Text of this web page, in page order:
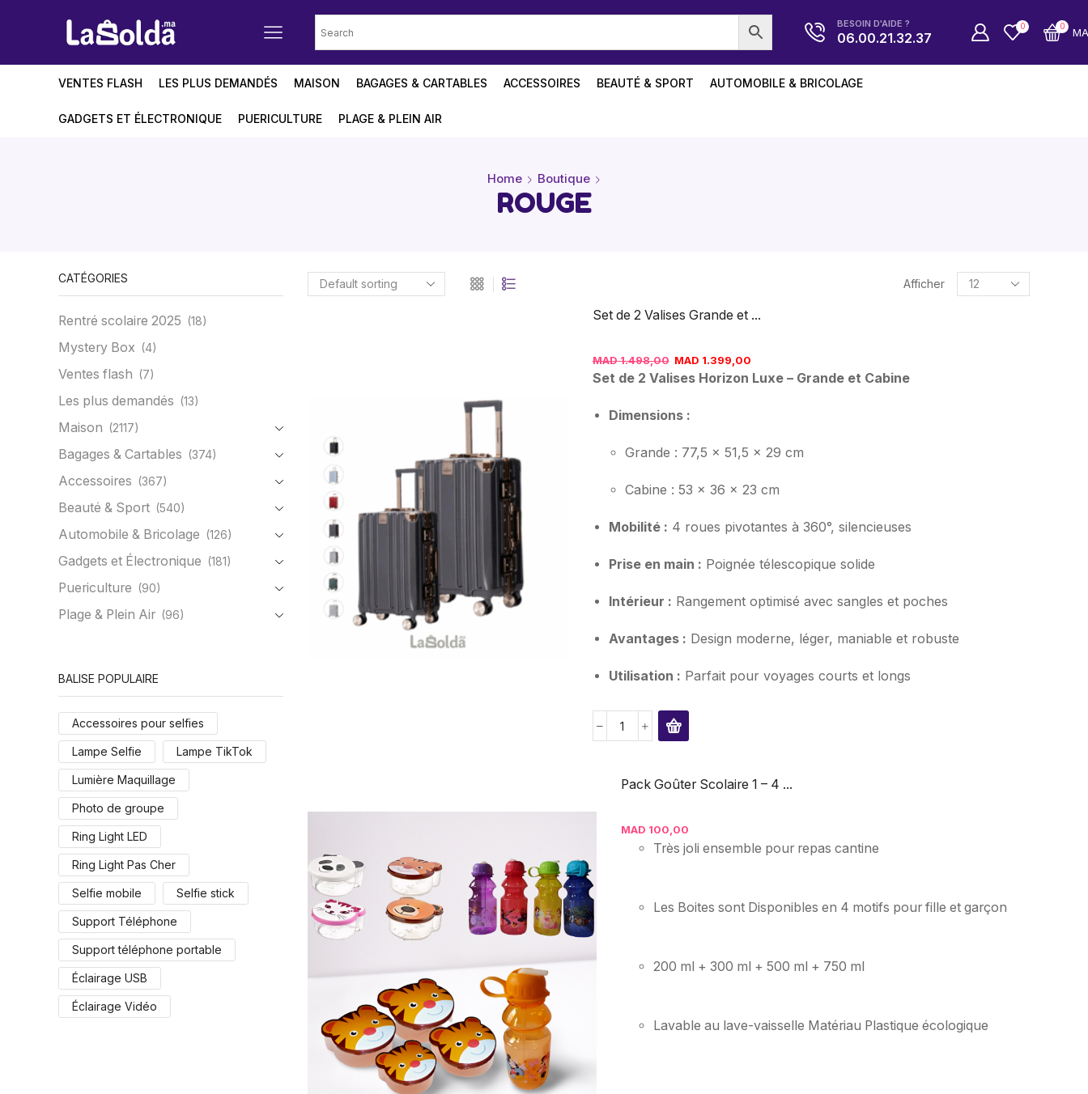
BESOIN D'AIDE ?
06.00.21.32.37
0 0
VENTES FLASH LES PLUS DEMANDÉS MAISON BAGAGES & CARTABLES ACCESSOIRES BEAUTÉ & SPORT AUTOMOBILE & BRICOLAGE
GADGETS ET ÉLECTRONIQUE PUERICULTURE PLAGE & PLEIN AIR
Home Boutique
ROUGE
Afficher
Set de 2 Valises Grande et ...
MAD1.498,00 MAD 1.399,00
Set de 2 Valises Horizon Luxe – Grande et Cabine
Dimensions :
Grande : 77,5 x 51,5 x 29 cm
Cabine : 53 x 36 x 23 cm
Mobilité : 4 roues pivotantes à 360°, silencieuses
Prise en main : Poignée télescopique solide
Intérieur : Rangement optimisé avec sangles et poches
Avantages : Design moderne, léger, maniable et robuste
Utilisation : Parfait pour voyages courts et longs
Pack Goûter Scolaire 1 – 4 ...
MAD 100,00
Très joli ensemble pour repas cantine
Les Boites sont Disponibles en 4 motifs pour fille et garçon
200 ml + 300 ml + 500 ml + 750 ml
Lavable au lave-vaisselle Matériau Plastique écologique
CATÉGORIES
Rentré scolaire 2025 (18)
Mystery Box (4)
Ventes flash (7)
Les plus demandés (13)
Maison (2117)
Bagages & Cartables (374)
Accessoires (367)
Beauté & Sport (540)
Automobile & Bricolage (126)
Gadgets et Électronique (181)
Puericulture (90)
Plage & Plein Air (96)
BALISE POPULAIRE
Accessoires pour selfies
Lampe Selfie Lampe TikTok
Lumière Maquillage
Photo de groupe
Ring Light LED
Ring Light Pas Cher
Selfie mobile Selfie stick
Support Téléphone
Support téléphone portable
Éclairage USB
Éclairage Vidéo